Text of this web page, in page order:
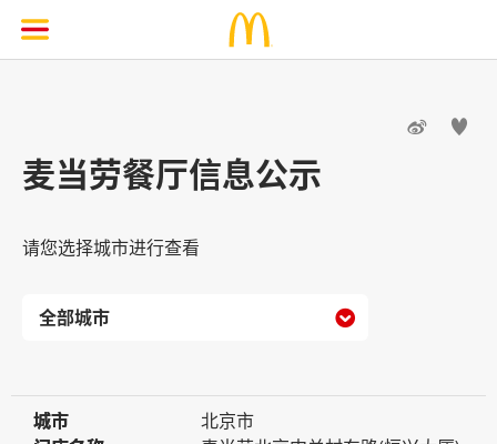
 
麦当劳餐厅信息公示
请您选择城市进行查看

城市
城市
北京市